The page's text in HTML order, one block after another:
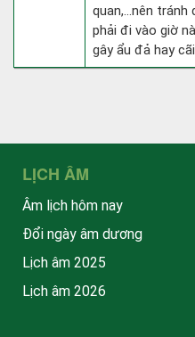
quan,…nên tránh
phải đi vào giờ
gây ẩu đả hay
LỊCH ÂM
Âm lịch hôm nay
Đổi ngày âm dương
Lịch âm 2025
Lịch âm 2026